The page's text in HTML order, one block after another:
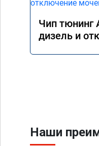
Чип тюнинг
дизель и
Наши